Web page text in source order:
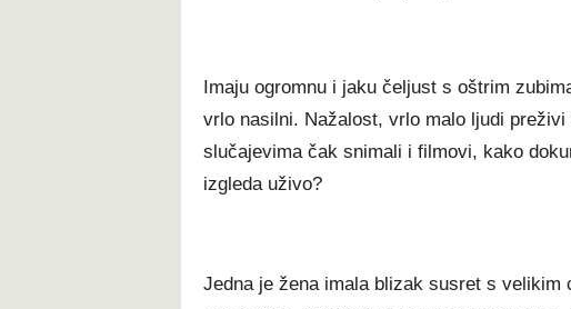
Imaju ogromnu i jaku čeljust s oštrim
vrlo nasilni. Nažalost, vrlo malo ljudi
slučajevima čak snimali i filmovi, kako
izgleda uživo?
Jedna je žena imala blizak susret s